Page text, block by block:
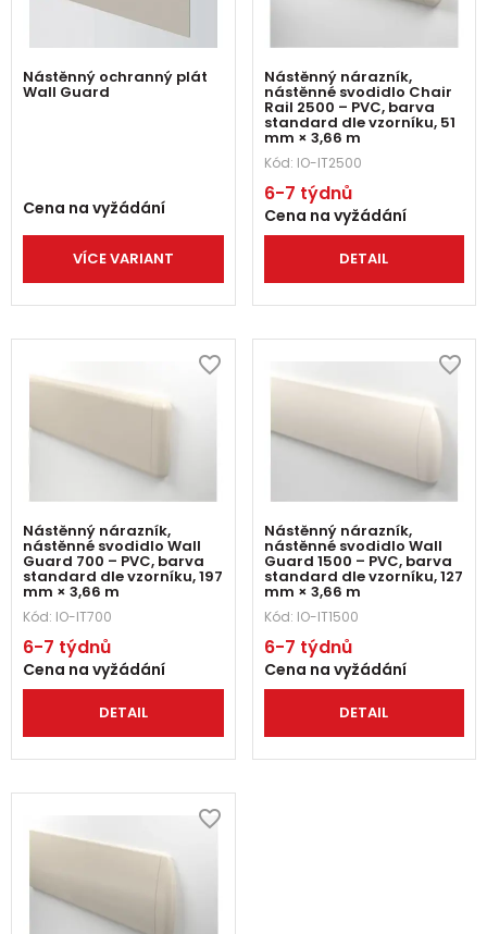
Nástěnný ochranný plát
Wall Guard
Cena na vyžádání
VÍCE VARIANT
Nástěnný nárazník,
nástěnné svodidlo Chair
Rail 2500 – PVC, barva
standard dle vzorníku, 51
mm × 3,66 m
Kód: IO-IT2500
6-7 týdnů
Cena na vyžádání
DETAIL
Nástěnný nárazník,
nástěnné svodidlo Wall
Guard 700 – PVC, barva
standard dle vzorníku, 197
mm × 3,66 m
Kód: IO-IT700
6-7 týdnů
Cena na vyžádání
DETAIL
Nástěnný nárazník,
nástěnné svodidlo Wall
Guard 1500 – PVC, barva
standard dle vzorníku, 127
mm × 3,66 m
Kód: IO-IT1500
6-7 týdnů
Cena na vyžádání
DETAIL